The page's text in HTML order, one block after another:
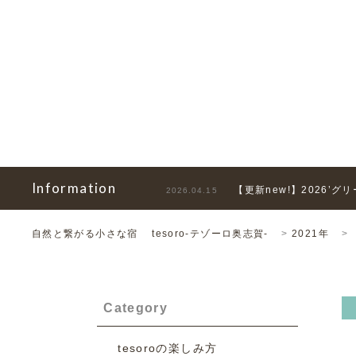
Information 2026.04.15 【更新new!】2026’グ
自然と繋がる小さな宿 tesoro-テゾーロ奥志賀- >2021年 >
Category
tesoroの楽しみ方